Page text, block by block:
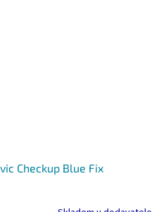
Checkup Blue Fix